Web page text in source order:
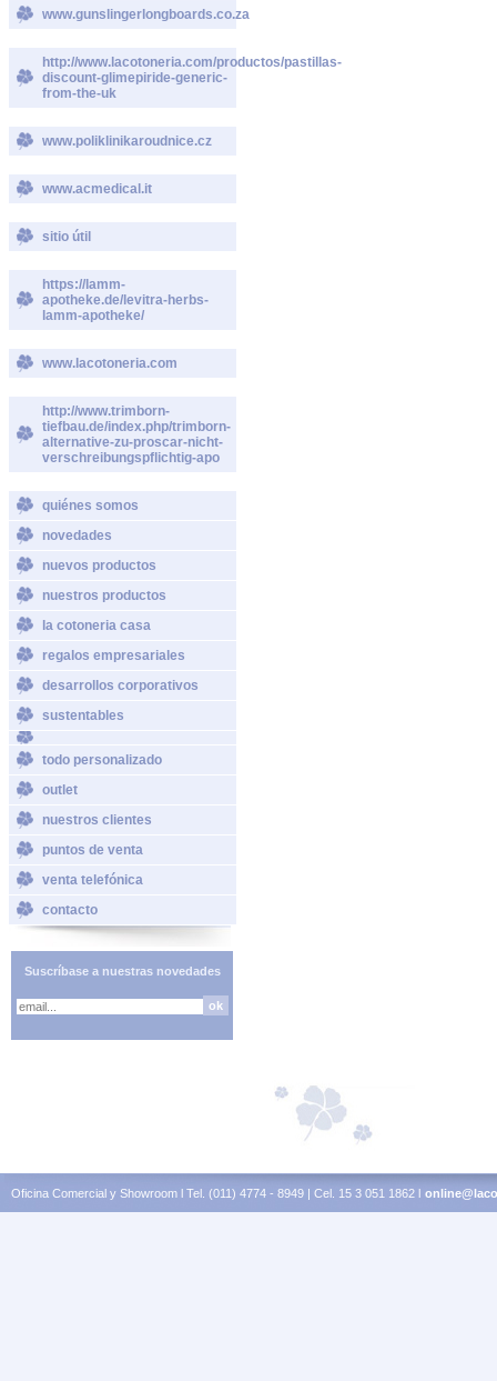
www.gunslingerlongboards.co.za
http://www.lacotoneria.com/productos/pastillas-
discount-glimepiride-generic-
from-the-uk
www.poliklinikaroudnice.cz
www.acmedical.it
sitio útil
https://lamm-
apotheke.de/levitra-herbs-
lamm-apotheke/
www.lacotoneria.com
http://www.trimborn-
tiefbau.de/index.php/trimborn-
alternative-zu-proscar-nicht-
verschreibungspflichtig-apo
quiénes somos
novedades
nuevos productos
nuestros productos
la cotoneria casa
regalos empresariales
desarrollos corporativos
sustentables
todo personalizado
outlet
nuestros clientes
puntos de venta
venta telefónica
contacto
Suscríbase a nuestras novedades
Oficina Comercial y Showroom l Tel. (011) 4774 - 8949 | Cel. 15 3 051 1862 l